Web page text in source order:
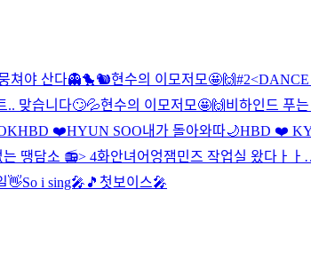
쳐야 산다👻🐤🐿️현수의 이모저모🤩🙌#2
.. 맞습니다🙄💦현수의 이모저모🤩🙌 비하인드 푸
HBD ❤️HYUN SOO내가 돌아와따🌙HBD ❤️
땡담소 📻> 4화안녀어엉잼민즈 작업실 왔다ㅏ
👋So i sing🎤🎵 첫보이스🎤